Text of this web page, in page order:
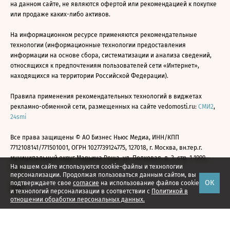
На нашем сайте используются cookie-файлы и технологии
персонализации. Продолжая пользоваться данным сайтом, вы
подтверждаете свое согласие на использование файлов cookie
и технологий персонализации в соответствии с Политикой в
отношении обработки персональных данных.
ОК
на данном сайте, не являются офертой или рекомендацией к покупке
или продаже каких-либо активов.
На информационном ресурсе применяются рекомендательные
технологии (информационные технологии предоставления
информации на основе сбора, систематизации и анализа сведений,
относящихся к предпочтениям пользователей сети «Интернет»,
находящихся на территории Российской Федерации).
Правила применения рекомендательных технологий в виджетах
рекламно-обменной сети, размещенных на сайте vedomosti.ru: СМИ2,
24smi
Все права защищены © АО Бизнес Ньюс Медиа, ИНН/КПП
7712108141/771501001, ОГРН 1027739124775, 127018, г. Москва, вн.тер.г.
муниципальный округ Марьина Роща, ул. Полковая, д. 3, стр. 1 1999—
2026